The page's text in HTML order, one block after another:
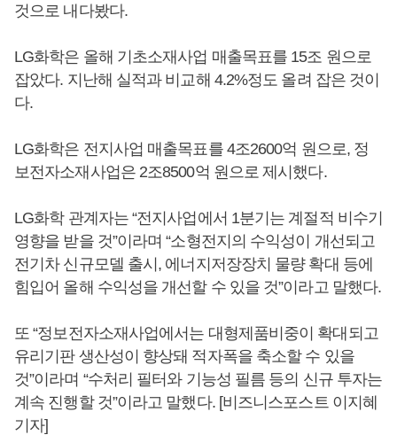
것으로 내다봤다.
LG화학은 올해 기초소재사업 매출목표를 15조 원으로
잡았다. 지난해 실적과 비교해 4.2%정도 올려 잡은 것이
다.
LG화학은 전지사업 매출목표를 4조2600억 원으로, 정
보전자소재사업은 2조8500억 원으로 제시했다.
LG화학 관계자는 “전지사업에서 1분기는 계절적 비수기
영향을 받을 것”이라며 “소형전지의 수익성이 개선되고
전기차 신규모델 출시, 에너지저장장치 물량 확대 등에
힘입어 올해 수익성을 개선할 수 있을 것”이라고 말했다.
또 “정보전자소재사업에서는 대형제품비중이 확대되고
유리기판 생산성이 향상돼 적자폭을 축소할 수 있을
것”이라며 “수처리 필터와 기능성 필름 등의 신규 투자는
계속 진행할 것”이라고 말했다. [비즈니스포스트 이지혜
기자]